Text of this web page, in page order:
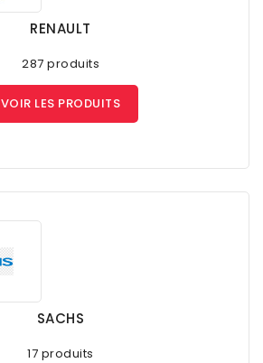
RENAULT
287 produits
VOIR LES PRODUITS
SACHS
17 produits